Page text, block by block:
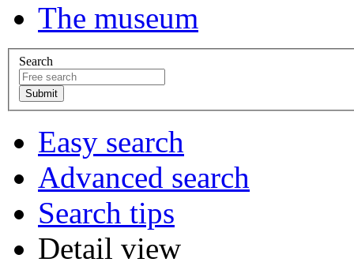
The museum
Search
Easy search
Advanced search
Search tips
Detail view